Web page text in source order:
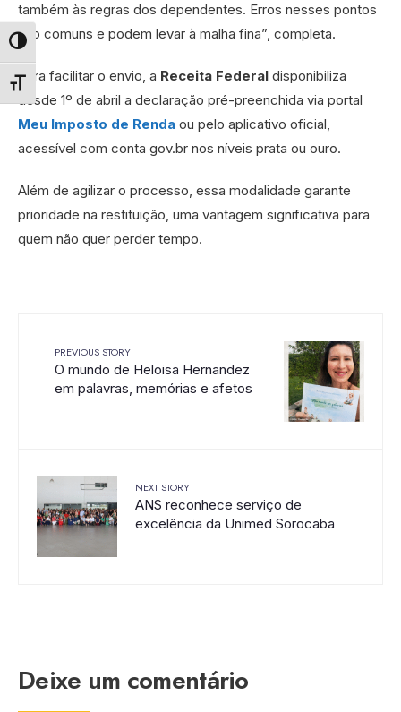
Alternar alto contraste
Alternar tamanho da fonte
também às regras dos dependentes. Erros nesses pontos
são comuns e podem levar à malha fina”, completa.
Para facilitar o envio, a Receita Federal disponibiliza
desde 1º de abril a declaração pré-preenchida via portal
Meu Imposto de Renda ou pelo aplicativo oficial,
acessível com conta gov.br nos níveis prata ou ouro.
Além de agilizar o processo, essa modalidade garante
prioridade na restituição, uma vantagem significativa para
quem não quer perder tempo.
PREVIOUS STORY
O mundo de Heloisa Hernandez
em palavras, memórias e afetos
NEXT STORY
ANS reconhece serviço de
excelência da Unimed Sorocaba
Deixe um comentário